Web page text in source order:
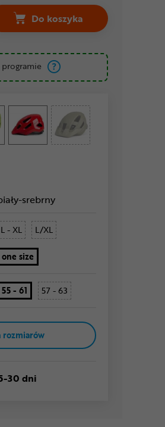
Do koszyka
srebrny
L - XL L/XL
one size
55 - 61 57 - 63
rozmiarów
30 dni